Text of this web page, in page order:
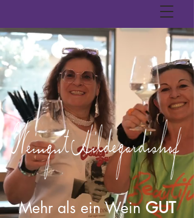
Mehr als ein WeinGUT